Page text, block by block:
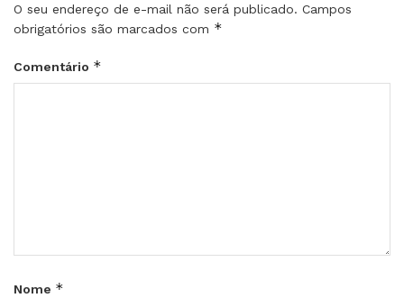
O seu endereço de e-mail não será publicado. Campos
obrigatórios são marcados com *
Comentário *
Nome *